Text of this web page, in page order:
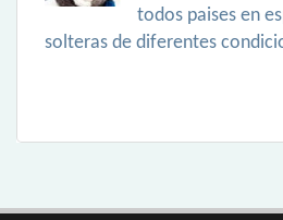
todos paises en
solteras de diferentes